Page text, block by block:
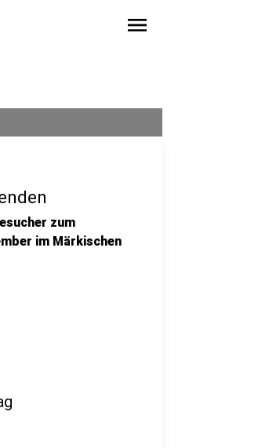
menu
zum
im Märkischen